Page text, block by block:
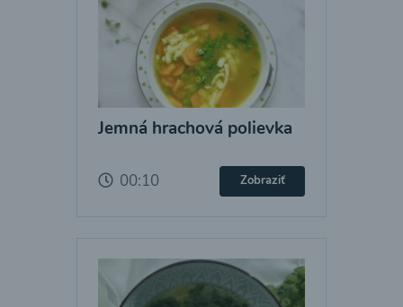
Jemná hrachová polievka
00:10 Zobraziť